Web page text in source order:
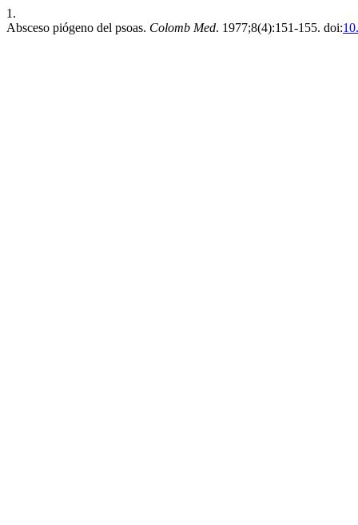
1.
Absceso piógeno del psoas. Colomb Med. 1977;8(4):151-155. doi: